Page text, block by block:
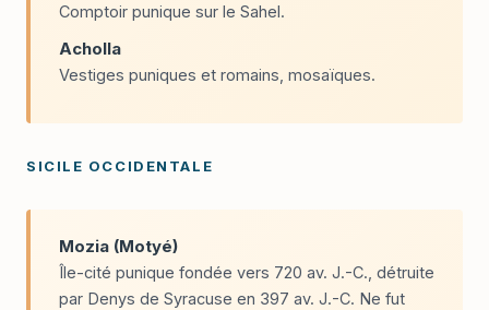
Comptoir punique sur le Sahel.
Acholla
Vestiges puniques et romains, mosaïques.
SICILE OCCIDENTALE
Mozia (Motyé)
Île-cité punique fondée vers 720 av. J.-C., détruite
par Denys de Syracuse en 397 av. J.-C. Ne fut